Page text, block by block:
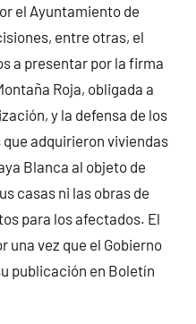
el Ayuntamiento de
entre otras, el
a presentar por la firma
Roja, obligada a
y la defensa de los
adquirieron viviendas
Blanca al objeto de
casas ni las obras de
para los afectados. El
una vez que el Gobierno
publicación en Boletín